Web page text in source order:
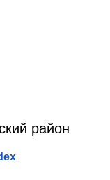
район